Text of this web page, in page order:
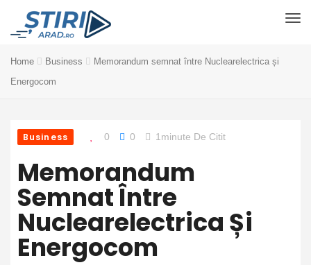
Home Business
Memorandum semnat între Nuclearelectrica și
Energocom
Business 0 0 1minute De Citit
Memorandum
Semnat Între
Nuclearelectrica Și
Energocom